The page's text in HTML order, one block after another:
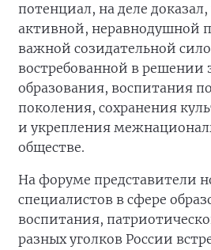
потенциал, на деле
активной, неравнодушной
важной созидательной
востребованной в решении
образования, воспитания
поколения, сохранения
и укрепления
обществе.
На форуме представители
специалистов в сфере
воспитания,
разных уголков России